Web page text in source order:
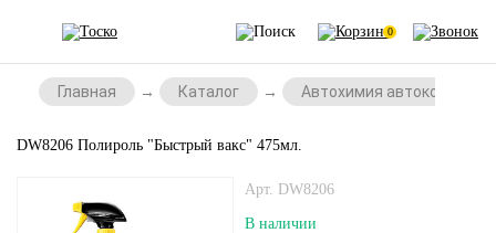
0
Главная Каталог Автохимия
DW8206 Полироль "Быстрый вакс" 475мл.
Арт. DW8206
В наличии